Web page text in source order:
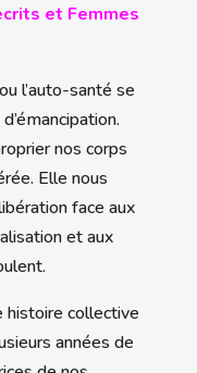
et Femmes
l’auto-santé se
nos corps
Elle nous
face aux
et aux
histoire collective
années de